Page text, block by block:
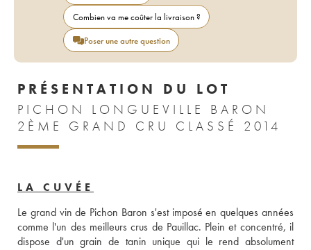
Combien va me coûter la livraison ?
Poser une autre question
PRÉSENTATION DU LOT
PICHON LONGUEVILLE BARON
2ÈME GRAND CRU CLASSÉ 2014
LA CUVÉE
Le grand vin de Pichon Baron s'est imposé en quelques années
comme l'un des meilleurs crus de Pauillac. Plein et concentré, il
dispose d'un grain de tanin unique qui le rend absolument